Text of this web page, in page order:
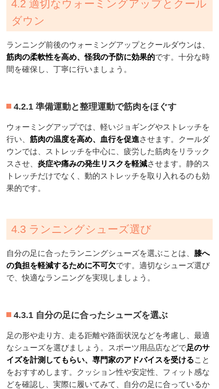
4.2 適切なウォーミングアップとクール
ダウン
ランニング前後のウォーミングアップとクールダウンは、
筋肉の柔軟性を高め、怪我の予防に効果的です。十分な時
間を確保し、丁寧に行いましょう。
4.2.1 準備運動と整理運動で筋肉をほぐす
ウォーミングアップでは、軽いジョギングやストレッチを
行い、筋肉の温度を高め、血行を促進させます。クールダ
ウンでは、ストレッチを中心に、疲労した筋肉をリラック
スさせ、炎症や痛みの発生リスクを軽減させます。静的ス
トレッチだけでなく、動的ストレッチを取り入れるのも効
果的です。
4.3 ランニングシューズ選び
自分の足に合ったランニングシューズを選ぶことは、 膝へ
の負担を軽減するために不可欠です。適切なシューズ選び
で、快適なランニングを実現しましょう。
4.3.1 自分の足に合ったシューズを選ぶ
足の形や走り方、走る距離や路面状況などを考慮し、最適
なシューズを選びましょう。スポーツ用品店などで足のサ
イズを計測してもらい、専門家のアドバイスを受けること
をおすすめします。クッション性や安定性、フィット感な
どを確認し、実際に履いてみて、自分の足に合っているか